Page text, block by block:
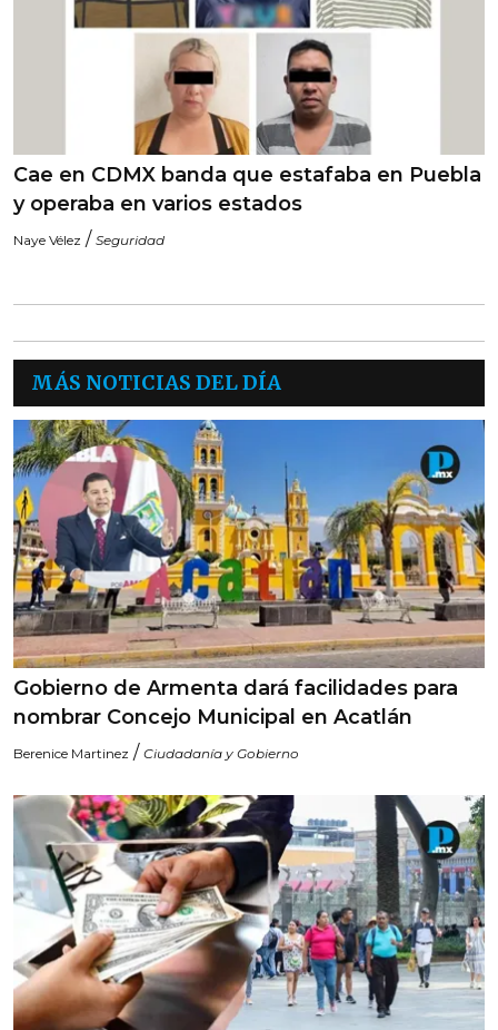
Cae en CDMX banda que estafaba en Puebla
y operaba en varios estados
Naye Vélez / Seguridad
MÁS NOTICIAS DEL DÍA
Gobierno de Armenta dará facilidades para
nombrar Concejo Municipal en Acatlán
Berenice Martinez / Ciudadanía y Gobierno